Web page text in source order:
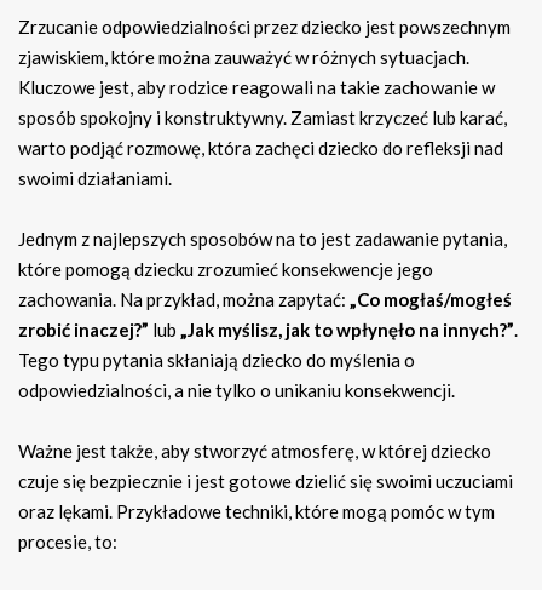
Zrzucanie odpowiedzialności przez dziecko jest powszechnym
zjawiskiem, które można zauważyć w różnych sytuacjach.
Kluczowe jest, aby rodzice reagowali na takie zachowanie w
sposób spokojny i konstruktywny. Zamiast krzyczeć lub karać,
warto podjąć rozmowę, która zachęci dziecko do refleksji nad
swoimi działaniami.
Jednym z najlepszych sposobów na to jest zadawanie pytania,
które pomogą dziecku zrozumieć konsekwencje jego
zachowania. Na przykład, można zapytać: „Co mogłaś/mogłeś
zrobić inaczej?” lub „Jak myślisz, jak to wpłynęło na innych?”.
Tego typu pytania skłaniają dziecko do myślenia o
odpowiedzialności, a nie tylko o unikaniu konsekwencji.
Ważne jest także, aby stworzyć atmosferę, w której dziecko
czuje się bezpiecznie i jest gotowe dzielić się swoimi uczuciami
oraz lękami. Przykładowe techniki, które mogą pomóc w tym
procesie, to: